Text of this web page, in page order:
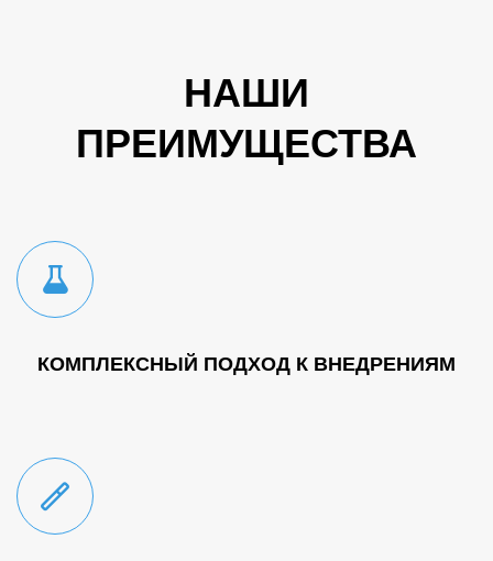
НАШИ
ПРЕИМУЩЕСТВА
КОМПЛЕКСНЫЙ ПОДХОД К ВНЕДРЕНИЯМ